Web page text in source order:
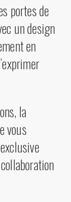
portes de
un design
en
la
vous